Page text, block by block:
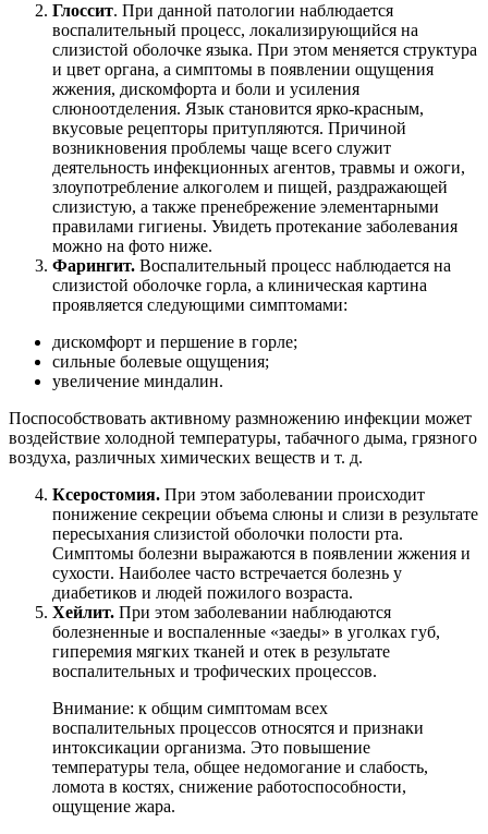
Глоссит. При данной патологии наблюдается
воспалительный процесс, локализирующийся на
слизистой оболочке языка. При этом меняется структура
и цвет органа, а симптомы в появлении ощущения
жжения, дискомфорта и боли и усиления
слюноотделения. Язык становится ярко-красным,
вкусовые рецепторы притупляются. Причиной
возникновения проблемы чаще всего служит
деятельность инфекционных агентов, травмы и ожоги,
злоупотребление алкоголем и пищей, раздражающей
слизистую, а также пренебрежение элементарными
правилами гигиены. Увидеть протекание заболевания
можно на фото ниже.
Фарингит. Воспалительный процесс наблюдается на
слизистой оболочке горла, а клиническая картина
проявляется следующими симптомами:
дискомфорт и першение в горле;
сильные болевые ощущения;
увеличение миндалин.
Поспособствовать активному размножению инфекции может
воздействие холодной температуры, табачного дыма, грязного
воздуха, различных химических веществ и т. д.
Ксеростомия. При этом заболевании происходит
понижение секреции объема слюны и слизи в результате
пересыхания слизистой оболочки полости рта.
Симптомы болезни выражаются в появлении жжения и
сухости. Наиболее часто встречается болезнь у
диабетиков и людей пожилого возраста.
Хейлит. При этом заболевании наблюдаются
болезненные и воспаленные «заеды» в уголках губ,
гиперемия мягких тканей и отек в результате
воспалительных и трофических процессов.
Внимание: к общим симптомам всех
воспалительных процессов относятся и признаки
интоксикации организма. Это повышение
температуры тела, общее недомогание и слабость,
ломота в костях, снижение работоспособности,
ощущение жара.